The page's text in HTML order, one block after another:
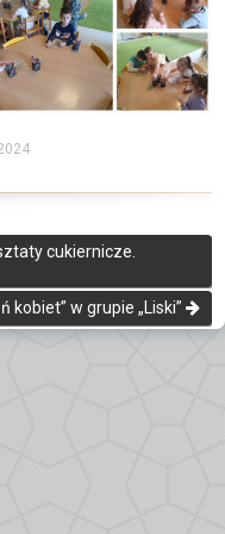
cukiernicze.
kobiet” w grupie „Liski”